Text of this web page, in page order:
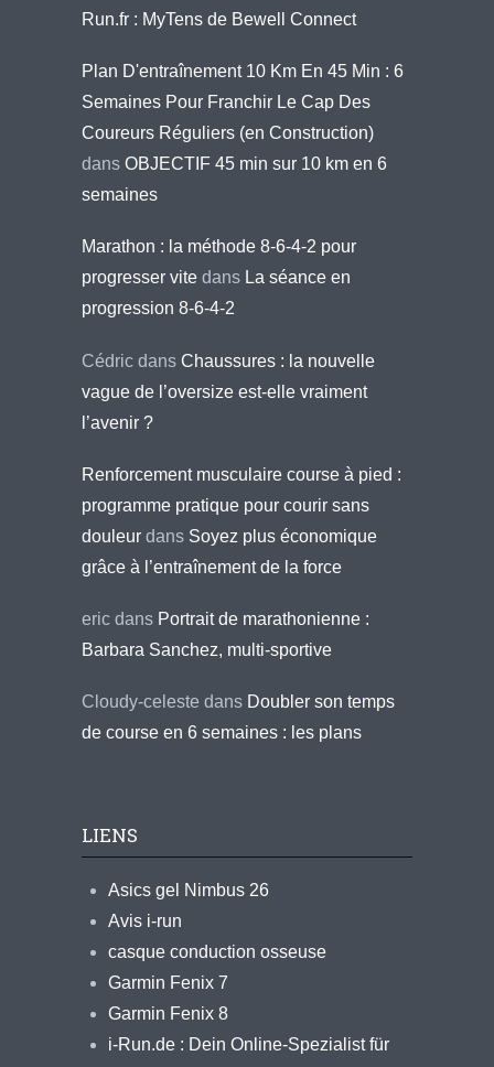
Run.fr : MyTens de Bewell Connect
Plan D'entraînement 10 Km En 45 Min : 6
Semaines Pour Franchir Le Cap Des
Coureurs Réguliers (en Construction)
dans OBJECTIF 45 min sur 10 km en 6
semaines
Marathon : la méthode 8-6-4-2 pour
progresser vite dans La séance en
progression 8-6-4-2
Cédric dans Chaussures : la nouvelle
vague de l’oversize est-elle vraiment
l’avenir ?
Renforcement musculaire course à pied :
programme pratique pour courir sans
douleur dans Soyez plus économique
grâce à l’entraînement de la force
eric dans Portrait de marathonienne :
Barbara Sanchez, multi-sportive
Cloudy-celeste dans Doubler son temps
de course en 6 semaines : les plans
LIENS
Asics gel Nimbus 26
Avis i-run
casque conduction osseuse
Garmin Fenix 7
Garmin Fenix 8
i-Run.de : Dein Online-Spezialist für